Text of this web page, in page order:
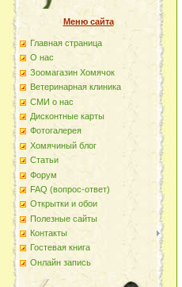
Меню сайта
Главная страница
О наc
Зоомагазин Хомячок
Ветеринарная клиника
СМИ о нас
Дисконтные карты
Фотогалерея
Хомячиный блог
Статьи
Форум
FAQ (вопрос-ответ)
Открытки и обои
Полезные сайты
Контакты
Гостевая книга
Онлайн запись